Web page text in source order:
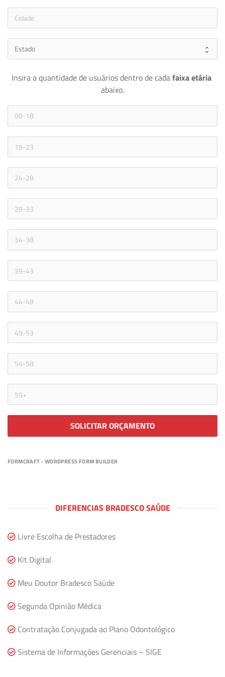
Insira a quantidade de usuários dentro de cada
abaixo.
SOLICITAR ORÇAMENTO
FORMCRAFT - WORDPRESS FORM BUILDER
DIFERENCIAS BRADESCO SAÚDE
Livre Escolha de Prestadores
Kit Digital
Meu Doutor Bradesco Saúde
Segunda Opinião Médica
Contratação Conjugada ao Plano Odontológico
Sistema de Informações Gerenciais – SIGE